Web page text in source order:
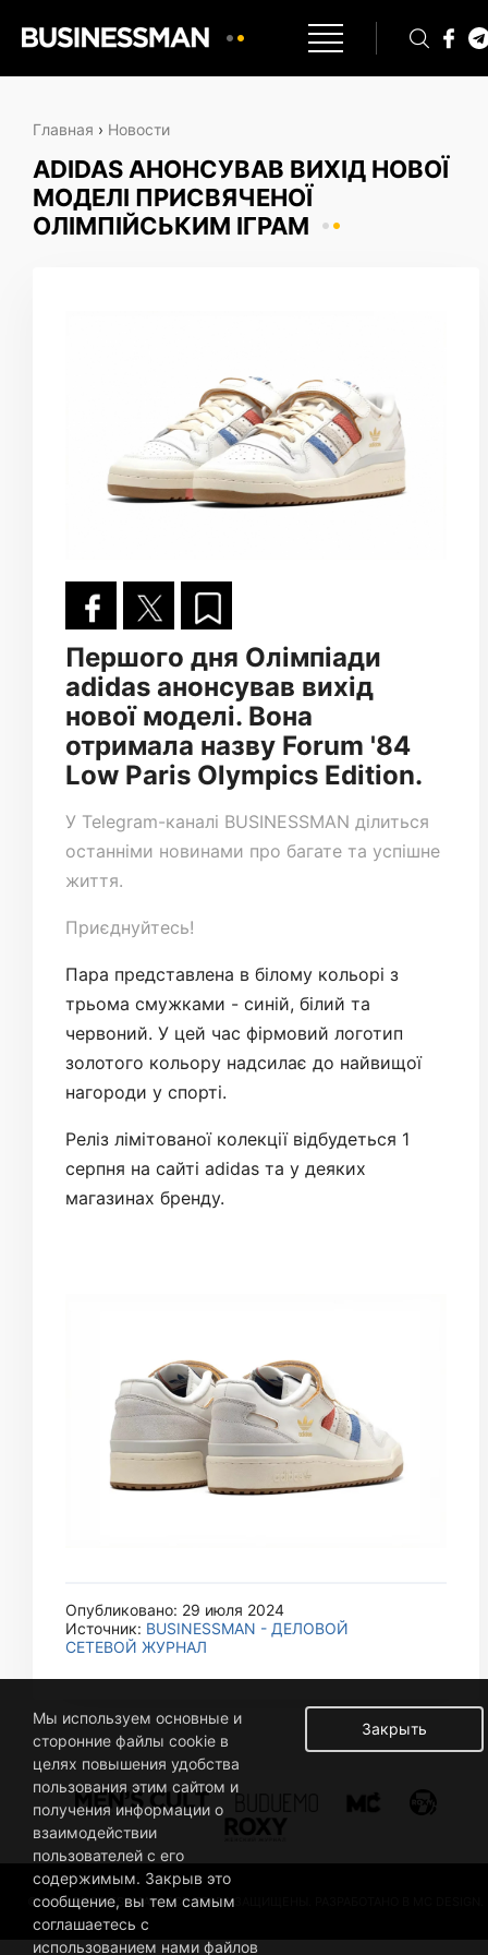
Главная › Новости
ADIDAS АНОНСУВАВ ВИХІД НОВОЇ
МОДЕЛІ ПРИСВЯЧЕНОЇ
ОЛІМПІЙСЬКИМ ІГРАМ
Першого дня Олімпіади
adidas анонсував вихід
нової моделі. Вона
отримала назву Forum '84
Low Paris Olympics Еdition.
У Telegram-каналі BUSINESSMAN ділиться
останніми новинами про багате та успішне
життя.
Приєднуйтесь!
Пара представлена ​​в білому кольорі з
трьома смужками - синій, білий та
червоний. У цей час фірмовий логотип
золотого кольору надсилає до найвищої
нагороди у спорті.
Реліз лімітованої колекції відбудеться 1
серпня на сайті adidas та у деяких
магазинах бренду.
Опубликовано: 29 июля 2024
Источник: BUSINESSMAN - ДЕЛОВОЙ
СЕТЕВОЙ ЖУРНАЛ
© 2019 BUSINESSMAN. ВСЕ ПРАВА ЗАЩИЩЕНЫ. РАЗРАБОТАНО В MC DESIGN.
Закрыть
Мы используем основные и
сторонние файлы cookie в
целях повышения удобства
пользования этим сайтом и
получения информации о
взаимодействии
пользователей с его
содержимым. Закрыв это
сообщение, вы тем самым
соглашаетесь с
использованием нами файлов